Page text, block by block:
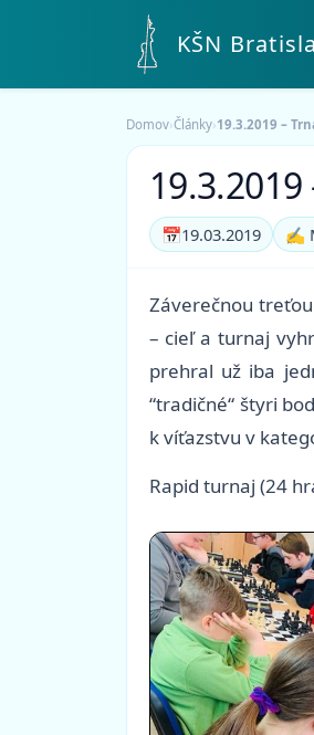
KŠN
Domov›Články›19.3.2019 –
📅19.03.2019 ✍️
Záverečnou
– cieľ a turnaj
prehral už iba
“tradičné“ štyri
k víťazstvu v
Rapid turnaj (24